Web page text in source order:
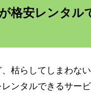
格安レンタル
枯らしてしまわな
ンタルできるサービ